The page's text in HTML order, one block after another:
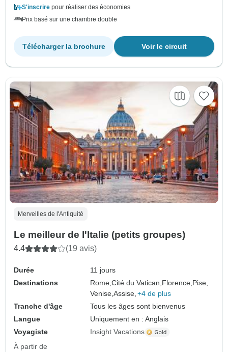
S'inscrire pour réaliser des économies
Prix basé sur une chambre double
Voir le circuit
Télécharger la brochure
Merveilles de l'Antiquité
Le meilleur de l'Italie (petits groupes)
4.4 (19 avis)
Durée
11 jours
Destinations
Rome,Cité du Vatican,Florence,Pise,
Venise,Assise, +4 de plus
Tranche d'âge
Tous les âges sont bienvenus
Langue
Uniquement en : Anglais
Voyagiste
Insight Vacations
À partir de